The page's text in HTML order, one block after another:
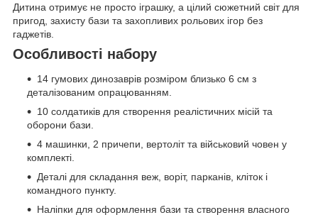
Дитина отримує не просто іграшку, а цілий сюжетний світ для
пригод, захисту бази та захопливих рольових ігор без
гаджетів.
Особливості набору
14 гумових динозаврів розміром близько 6 см з
деталізованим опрацюванням.
10 солдатиків для створення реалістичних місій та
оборони бази.
4 машинки, 2 причепи, вертоліт та військовий човен у
комплекті.
Деталі для складання веж, воріт, парканів, кліток і
командного пункту.
Наліпки для оформлення бази та створення власного